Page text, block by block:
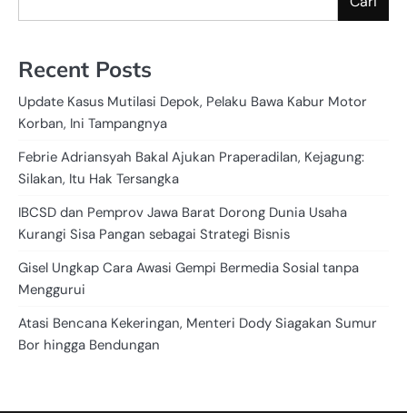
Recent Posts
Update Kasus Mutilasi Depok, Pelaku Bawa Kabur Motor
Korban, Ini Tampangnya
Febrie Adriansyah Bakal Ajukan Praperadilan, Kejagung:
Silakan, Itu Hak Tersangka
IBCSD dan Pemprov Jawa Barat Dorong Dunia Usaha
Kurangi Sisa Pangan sebagai Strategi Bisnis
Gisel Ungkap Cara Awasi Gempi Bermedia Sosial tanpa
Menggurui
Atasi Bencana Kekeringan, Menteri Dody Siagakan Sumur
Bor hingga Bendungan